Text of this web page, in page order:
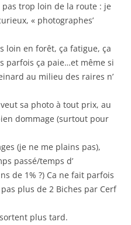
pas trop loin de la route : je
« photographes’
loin en forêt, ça fatigue, ça
parfois ça paie…et même si
au milieu des raires n’
sa photo à tout prix, au
dommage (surtout pour
(je ne me plains pas),
passé/temps d’
de 1% ?) Ca ne fait parfois
plus de 2 Biches par Cerf
sortent plus tard.